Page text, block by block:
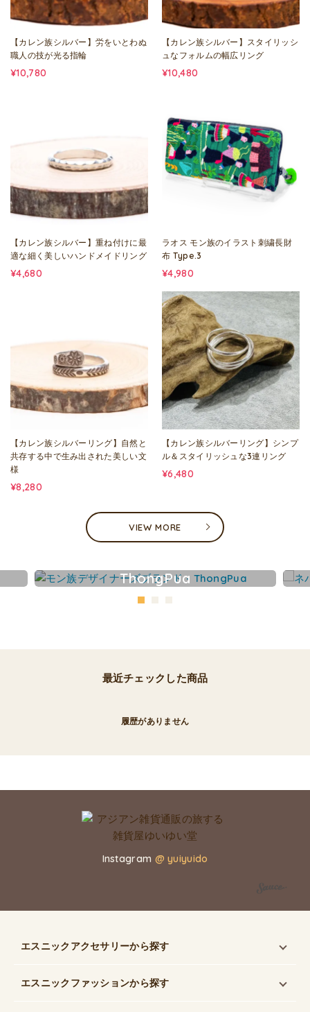
【カレン族シルバー】労をいとわぬ
職人の技が光る指輪
¥10,780
【カレン族シルバー】スタイリッシ
ュなフォルムの幅広リング
¥10,480
【カレン族シルバー】重ね付けに最
適な細く美しいハンドメイドリング
¥4,680
ラオス モン族のイラスト刺繍長財
布 Type.3
¥4,980
【カレン族シルバーリング】自然と
共存する中で生み出された美しい文
様
¥8,280
【カレン族シルバーリング】シンプ
ル＆スタイリッシュな3連リング
¥6,480
VIEW MORE
ThongPua
最近チェックした商品
履歴がありません
Instagram @ yuiyuido
エスニックアクセサリーから探す
エスニックファッションから探す